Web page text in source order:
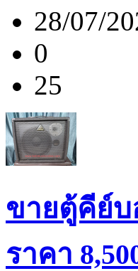
28/07/
0
25
ขายตู้คีย์บ
ราคา